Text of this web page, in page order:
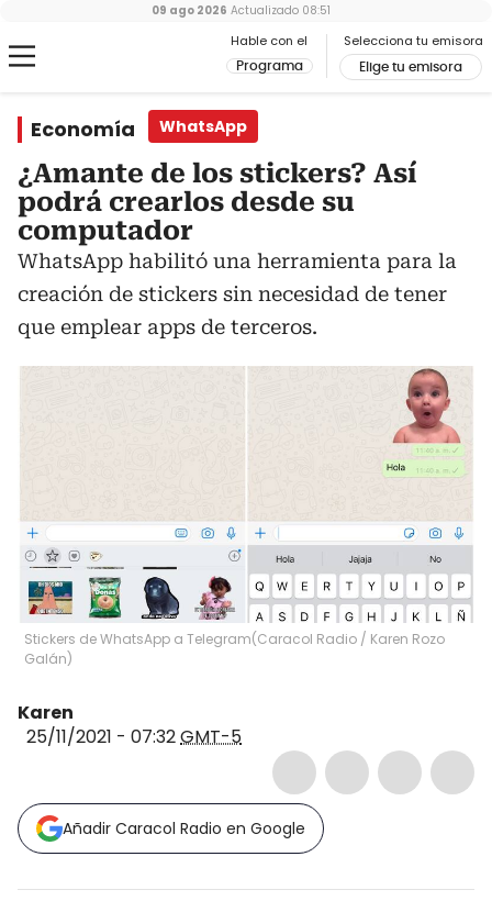
Hable con el
Programa
Selecciona tu emisora
Elige tu emisora
09 ago 2026 Actualizado 08:51
Economía WhatsApp
¿Amante de los stickers? Así
podrá crearlos desde su
computador
WhatsApp habilitó una herramienta para la
creación de stickers sin necesidad de tener
que emplear apps de terceros.
Stickers de WhatsApp a Telegram(Caracol Radio / Karen Rozo
Galán)
Karen
25/11/2021 - 07:32GMT-5
Añadir Caracol Radio en Google